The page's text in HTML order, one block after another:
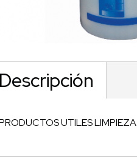
Descripción
UTILES LIMPIEZA